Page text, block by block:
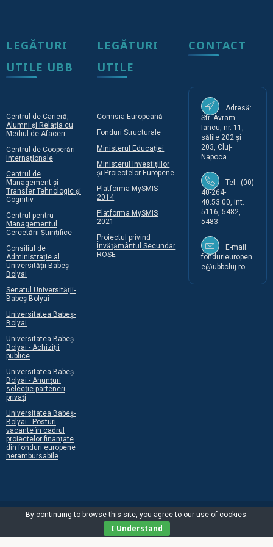
LEGĂTURI
UTILE UBB
Centrul de Carieră,
Alumni și Relația cu
Mediul de Afaceri
Centrul de Cooperări
Internaționale
Centrul de
Management și
Transfer Tehnologic și
Cognitiv
Centrul pentru
Managementul
Cercetării Științifice
Consiliul de
Administrație al
Universității Babeș-
Bolyai
Senatul Universității-
Babeș-Bolyai
Universitatea Babeș-
Bolyai
Universitatea Babeș-
Bolyai - Achiziții
publice
Universitatea Babeș-
Bolyai - Anunțuri
selecție parteneri
privați
Universitatea Babeș-
Bolyai - Posturi
vacante în cadrul
proiectelor finanțate
din fonduri europene
nerambursabile
LEGĂTURI
UTILE
Comisia Europeană
Fonduri Structurale
Ministerul Educației
Ministerul Investițiilor
și Proiectelor Europene
Platforma MySMIS
2014
Platforma MySMIS
2021
Proiectul privind
Învățământul Secundar
ROSE
CONTACT
Adresă:
Str. Avram
Iancu, nr. 11,
sălile 202 și
203, Cluj-
Napoca
Tel.: (00)
40-264-
40.53.00, int.
5116, 5482,
5483
E-mail:
fondurieuropen
e@ubbcluj.ro
By continuing to browse this site, you agree to our use of cookies.
I Understand